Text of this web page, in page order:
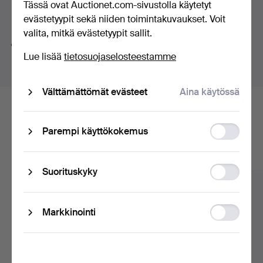
huutokaupat
Hakuvinkkejä
haet sanallakorulöydämme myösranne
Tässä ovat arkistossamme olevat
esineet, jotka vastaavat hakuasi
Tässä ovat Auctionet.com-sivustolla käytetyt
evästetyypit sekä niiden toimintakuvaukset. Voit
valita, mitkä evästetyypit sallit.
Lue lisää tietosuojaselosteestamme
Välttämättömät evästeet Aina käytössä
Parempi käyttökokemus
storage
Suorituskyky
storage
Markkinointi
Ad
storage